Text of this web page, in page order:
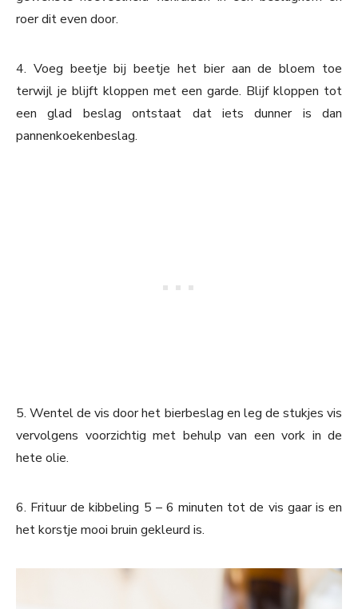
roer dit even door.
4. Voeg beetje bij beetje het bier aan de bloem toe
terwijl je blijft kloppen met een garde. Blijf kloppen tot
een glad beslag ontstaat dat iets dunner is dan
pannenkoekenbeslag.
5. Wentel de vis door het bierbeslag en leg de stukjes vis
vervolgens voorzichtig met behulp van een vork in de
hete olie.
6. Frituur de kibbeling 5 – 6 minuten tot de vis gaar is en
het korstje mooi bruin gekleurd is.